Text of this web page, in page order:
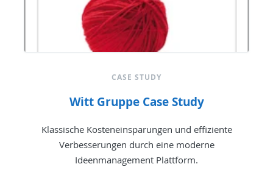
CASE STUDY
Witt Gruppe Case Study
Klassische Kosteneinsparungen und effiziente
Verbesserungen durch eine moderne
Ideenmanagement Plattform.